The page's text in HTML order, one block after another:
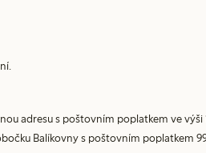
adresu s poštovním poplatkem ve výši
Balíkovny s poštovním poplatkem